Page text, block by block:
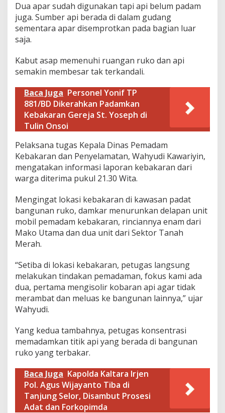
Dua apar sudah digunakan tapi api belum padam
juga. Sumber api berada di dalam gudang
sementara apar disemprotkan pada bagian luar
saja.
Kabut asap memenuhi ruangan ruko dan api
semakin membesar tak terkandali.
Baca Juga Personel Yonif TP
881/BD Dikerahkan Padamkan
Kebakaran Gereja St. Yoseph di
Tulin Onsoi
Pelaksana tugas Kepala Dinas Pemadam
Kebakaran dan Penyelamatan, Wahyudi Kawariyin,
mengatakan informasi laporan kebakaran dari
warga diterima pukul 21.30 Wita.
Mengingat lokasi kebakaran di kawasan padat
bangunan ruko, damkar menurunkan delapan unit
mobil pemadam kebakaran, rinciannya enam dari
Mako Utama dan dua unit dari Sektor Tanah
Merah.
“Setiba di lokasi kebakaran, petugas langsung
melakukan tindakan pemadaman, fokus kami ada
dua, pertama mengisolir kobaran api agar tidak
merambat dan meluas ke bangunan lainnya,” ujar
Wahyudi.
Yang kedua tambahnya, petugas konsentrasi
memadamkan titik api yang berada di bangunan
ruko yang terbakar.
Baca Juga Kapolda Kaltara Irjen
Pol. Agus Wijayanto Tiba di
Tanjung Selor, Disambut Prosesi
Adat dan Forkopimda